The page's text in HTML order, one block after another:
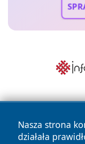
Nasza strona
działała